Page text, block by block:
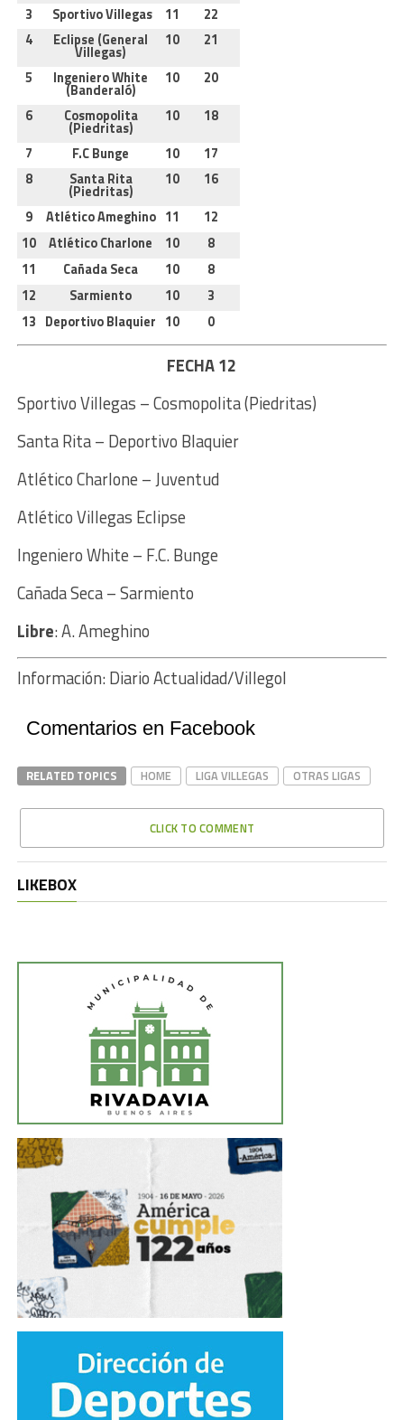
3
Sportivo Villegas 11
22
4
Eclipse (General
Villegas)
10
21
5
Ingeniero White
(Banderaló)
10
20
6
Cosmopolita
(Piedritas)
10
18
7
F.C Bunge 10
17
8
Santa Rita
(Piedritas)
10
16
9
Atlético Ameghino 11
12
10
Atlético Charlone 10
8
11
Cañada Seca 10
8
12
Sarmiento 10
3
13 Deportivo Blaquier 10 0
FECHA 12
Sportivo Villegas – Cosmopolita (Piedritas)
Santa Rita – Deportivo Blaquier
Atlético Charlone – Juventud
Atlético Villegas Eclipse
Ingeniero White – F.C. Bunge
Cañada Seca – Sarmiento
Libre: A. Ameghino
Información: Diario Actualidad/Villegol
Comentarios en Facebook
RELATED TOPICS HOME LIGA VILLEGAS OTRAS LIGAS
CLICK TO COMMENT
LIKEBOX